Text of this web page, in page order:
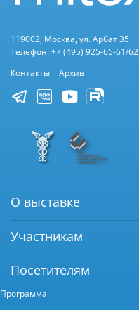
119002, Москва, ул. Арбат 35
Телефон: +7 (495) 925-65-61/62
Контакты
Архив
О выставке
Участникам
Посетителям
Программа